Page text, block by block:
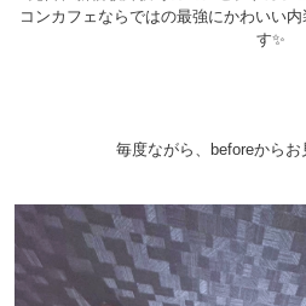
コンカフェならではの最強にかわいい
す✨
毎度ながら、beforeからお